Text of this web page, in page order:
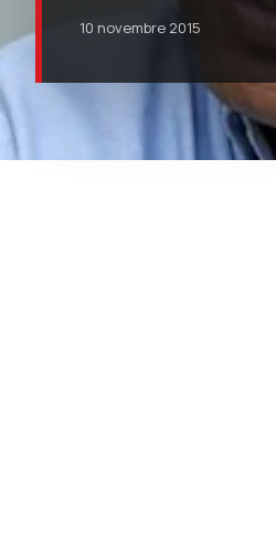
10 novembre 2015